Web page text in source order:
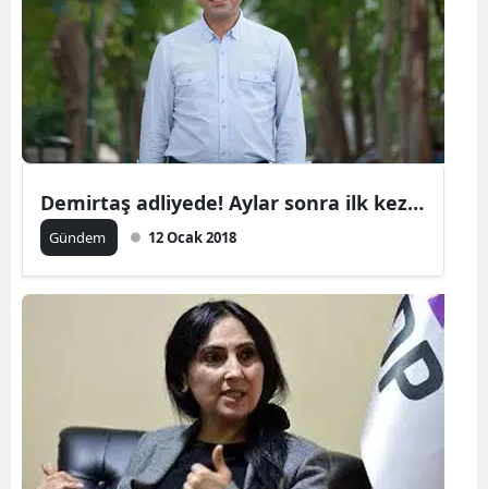
Demirtaş adliyede! Aylar sonra ilk kez…
Gündem 12 Ocak 2018